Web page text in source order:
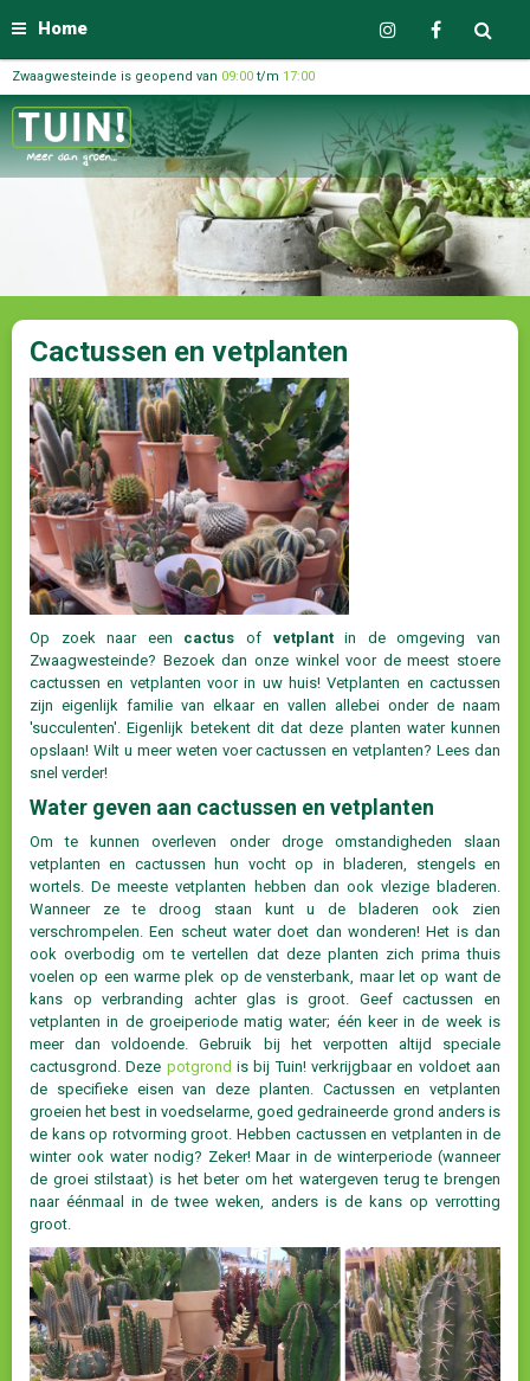
Home
Zwaagwesteinde is geopend van 09:00 t/m 17:00
Cactussen en vetplanten
Op zoek naar een cactus of vetplantin de omgeving van
Zwaagwesteinde? Bezoek dan onze winkel voor de meest stoere
cactussen en vetplanten voor in uw huis! Vetplanten en cactussen
zijn eigenlijk familie van elkaar en vallen allebei onder de naam
'succulenten'. Eigenlijk betekent dit dat deze planten water kunnen
opslaan! Wilt u meer weten voer cactussen en vetplanten? Lees dan
snel verder!
Water geven aan cactussen en vetplanten
Om te kunnen overleven onder droge omstandigheden slaan
vetplanten en cactussen hun vocht op in bladeren, stengels en
wortels. De meeste vetplanten hebben dan ook vlezige bladeren.
Wanneer ze te droog staan kunt u de bladeren ook zien
verschrompelen. Een scheut water doet dan wonderen! Het is dan
ook overbodig om te vertellen dat deze planten zich prima thuis
voelen op een warme plek op de vensterbank, maar let op want de
kans op verbranding achter glas is groot. Geef cactussen en
vetplanten in de groeiperiode matig water; één keer in de week is
meer dan voldoende. Gebruik bij het verpotten altijd speciale
cactusgrond. Deze potgrond is bij Tuin! verkrijgbaar en voldoet aan
de specifieke eisen van deze planten. Cactussen en vetplanten
groeien het best in voedselarme, goed gedraineerde grond anders is
de kans op rotvorming groot. Hebben cactussen en vetplanten in de
winter ook water nodig? Zeker! Maar in de winterperiode (wanneer
de groei stilstaat) is het beter om het watergeven terug te brengen
naar éénmaal in de twee weken, anders is de kans op verrotting
groot.